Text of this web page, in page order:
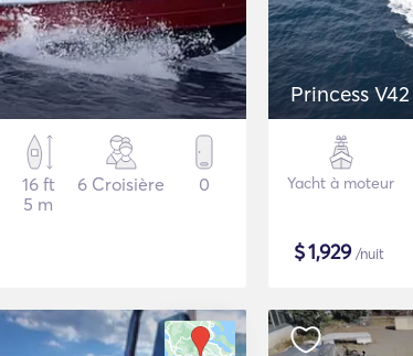
16 ft
5 m
6 Croisière 0
Princess V42
Yacht à moteur
$1,929/nuit